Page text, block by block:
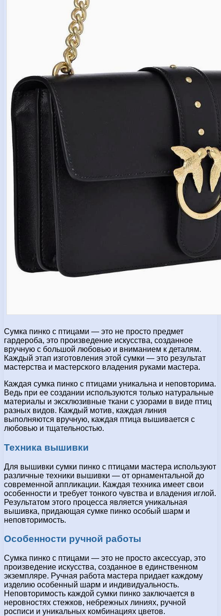
Сумка пинко с птицами — это не просто предмет
гардероба, это произведение искусства, созданное
вручную с большой любовью и вниманием к деталям.
Каждый этап изготовления этой сумки — это результат
мастерства и мастерского владения руками мастера.
Каждая сумка пинко с птицами уникальна и неповторима.
Ведь при ее создании используются только натуральные
материалы и эксклюзивные ткани с узорами в виде птиц
разных видов. Каждый мотив, каждая линия
выполняются вручную, каждая птица вышивается с
любовью и тщательностью.
Техника вышивки
Для вышивки сумки пинко с птицами мастера используют
различные техники вышивки — от орнаментальной до
современной аппликации. Каждая техника имеет свои
особенности и требует тонкого чувства и владения иглой.
Результатом этого процесса является уникальная
вышивка, придающая сумке пинко особый шарм и
неповторимость.
Особенности ручной работы
Сумка пинко с птицами — это не просто аксессуар, это
произведение искусства, созданное в единственном
экземпляре. Ручная работа мастера придает каждому
изделию особенный шарм и индивидуальность.
Неповторимость каждой сумки пинко заключается в
неровностях стежков, небрежных линиях, ручной
росписи и уникальных комбинациях цветов.